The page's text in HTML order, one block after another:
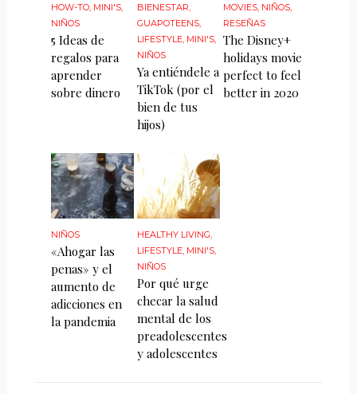
HOW-TO, MINI'S,
NIÑOS
5 Ideas de
regalos para
aprender
sobre dinero
BIENESTAR
GUAPOTEENS
LIFESTYLE MINI'S
NIÑOS
Ya entiéndele a
TikTok (por el
bien de tus
hijos)
MOVIES NIÑOS
RESEÑAS
The Disney+
holidays movie
perfect to feel
better in 2020
NIÑOS
«Ahogar las
penas» y el
aumento de
adicciones en
la pandemia
HEALTHY LIVING,
LIFESTYLE, MINI'S,
NIÑOS
Por qué urge
checar la salud
mental de los
preadolescentes
y adolescentes